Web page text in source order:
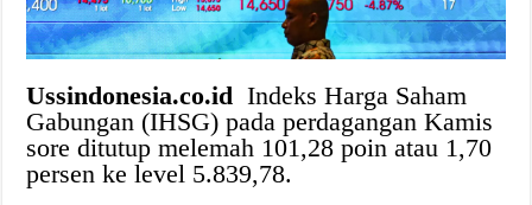
Ussindonesia.co.idIndeks Harga Saham
Gabungan (IHSG) pada perdagangan Kamis
sore ditutup melemah 101,28 poin atau 1,70
persen ke level 5.839,78.